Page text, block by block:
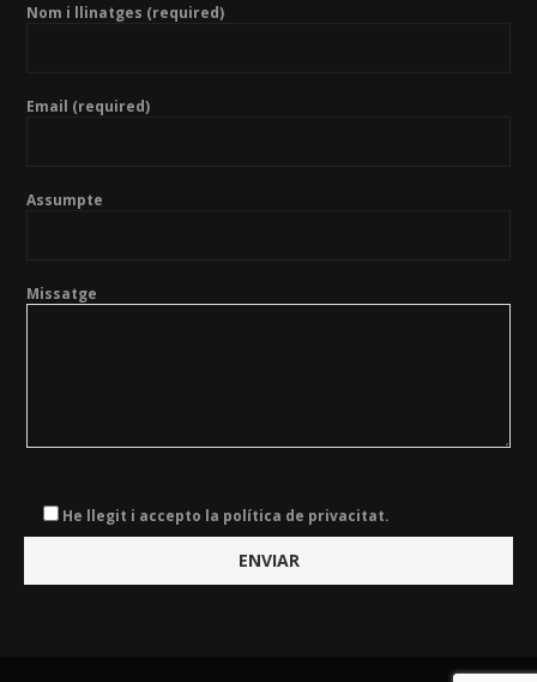
Nom i llinatges (required)
Email (required)
Assumpte
Missatge
He llegit i accepto la política de privacitat.